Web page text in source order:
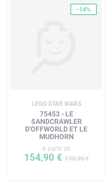
-14%
LEGO STAR WARS
75453 - LE
SANDCRAWLER
D'OFFWORLD ET LE
MUDHORN
A partir de
154,90 €179,99 €